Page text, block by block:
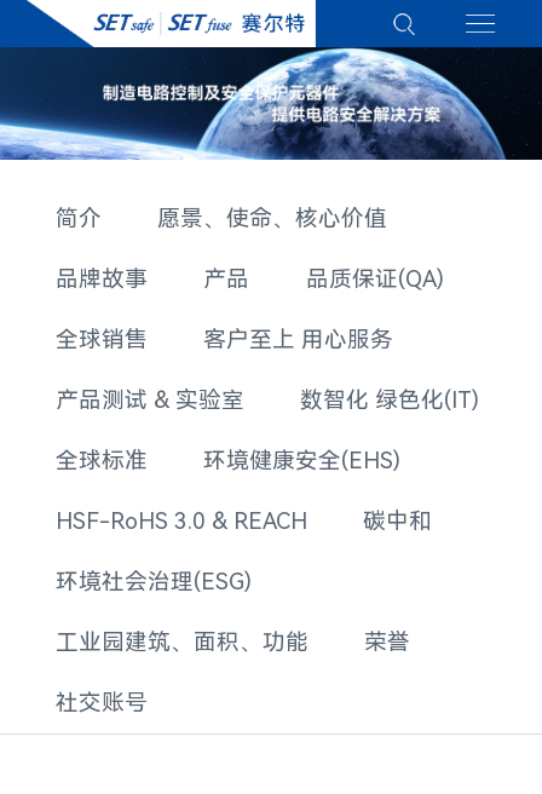
简介 愿景、使命、核心价值
品牌故事 产品 品质保证(QA)
全球销售 客户至上 用心服务
产品测试 & 实验室 数智化 绿色化(IT)
全球标准 环境健康安全(EHS)
HSF-RoHS 3.0 & REACH 碳中和
环境社会治理(ESG)
工业园建筑、面积、功能 荣誉
社交账号